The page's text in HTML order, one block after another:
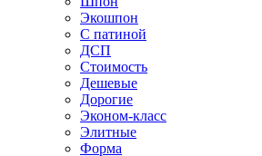
Экошпон
С патиной
ДСП
Стоимость
Дешевые
Дорогие
Эконом-класс
Элитные
Форма